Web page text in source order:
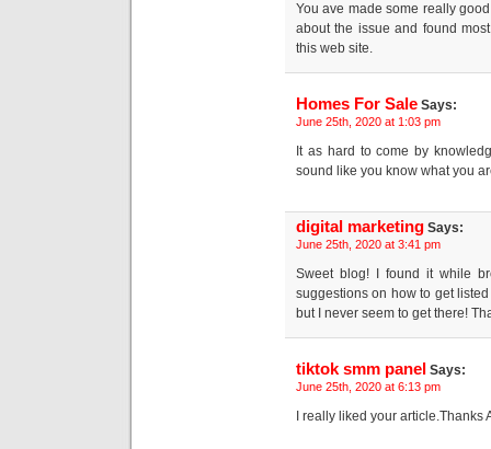
You ave made some really
about the issue and found
this web site.
Homes For Sale Says:
June 25th, 2020 at 1:03 pm
It as hard to come by
sound like you know what you
digital marketing Says:
June 25th, 2020 at 3:41 pm
Sweet blog! I found it while
suggestions on how to get
but I never seem to get there!
tiktok smm panel Says:
June 25th, 2020 at 6:13 pm
I really liked your article.Thanks